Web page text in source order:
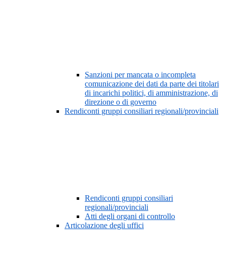
Sanzioni per mancata o incompleta
comunicazione dei dati da parte dei titolari
di incarichi politici, di amministrazione, di
direzione o di governo
Rendiconti gruppi consiliari regionali/provinciali
Rendiconti gruppi consiliari
regionali/provinciali
Atti degli organi di controllo
Articolazione degli uffici